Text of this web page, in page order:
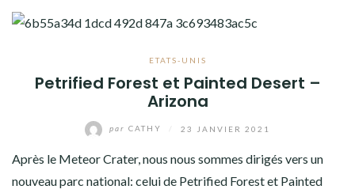
ETATS-UNIS
Petrified Forest et Painted Desert –
Arizona
par CATHY 23 JANVIER 2021
Après le Meteor Crater, nous nous sommes dirigés vers un
nouveau parc national: celui de Petrified Forest et Painted
AMÉRIQUE DU SUD
CONTACT